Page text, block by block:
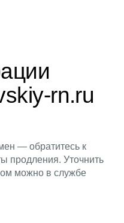
rn.ru
— обратитесь к
продления. Уточнить
можно в службе